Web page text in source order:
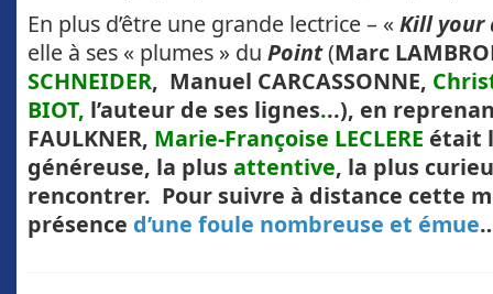
En plus d’être une grande lectrice – « Kill your
elle à ses « plumes » du Point(Marc
SCHNEIDER, Manuel CARCASSONNE,
BIOT, l’auteur de ses lignes...), en
FAULKNER, Marie-Françoise LECLERE était
généreuse, la plus attentive, la plus
rencontrer. Pour suivre à distance cette
présence d’une foule nombreuse et émue